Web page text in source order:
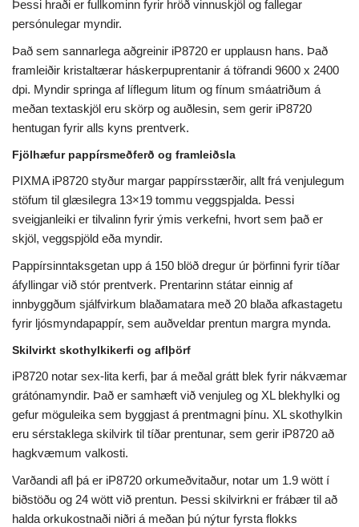
Þessi hraði er fullkominn fyrir hröð vinnuskjöl og fallegar
persónulegar myndir.
Það sem sannarlega aðgreinir iP8720 er upplausn hans. Það
framleiðir kristaltærar háskerpuprentanir á töfrandi 9600 x 2400
dpi. Myndir springa af líflegum litum og fínum smáatriðum á
meðan textaskjöl eru skörp og auðlesin, sem gerir iP8720
hentugan fyrir alls kyns prentverk.
Fjölhæfur pappírsmeðferð og framleiðsla
PIXMA iP8720 styður margar pappírsstærðir, allt frá venjulegum
stöfum til glæsilegra 13×19 tommu veggspjalda. Þessi
sveigjanleiki er tilvalinn fyrir ýmis verkefni, hvort sem það er
skjöl, veggspjöld eða myndir.
Pappírsinntaksgetan upp á 150 blöð dregur úr þörfinni fyrir tíðar
áfyllingar við stór prentverk. Prentarinn státar einnig af
innbyggðum sjálfvirkum blaðamatara með 20 blaða afkastagetu
fyrir ljósmyndapappír, sem auðveldar prentun margra mynda.
Skilvirkt skothylkikerfi og aflþörf
iP8720 notar sex-lita kerfi, þar á meðal grátt blek fyrir nákvæmar
grátónamyndir. Það er samhæft við venjuleg og XL blekhylki og
gefur möguleika sem byggjast á prentmagni þínu. XL skothylkin
eru sérstaklega skilvirk til tíðar prentunar, sem gerir iP8720 að
hagkvæmum valkosti.
Varðandi afl þá er iP8720 orkumeðvitaður, notar um 1.9 wött í
biðstöðu og 24 wött við prentun. Þessi skilvirkni er frábær til að
halda orkukostnaði niðri á meðan þú nýtur fyrsta flokks